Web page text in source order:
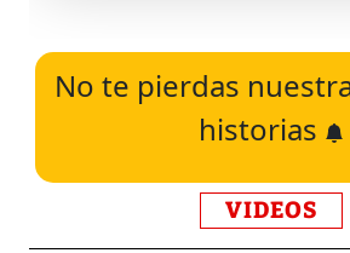
No te pierdas
historias
VIDEOS